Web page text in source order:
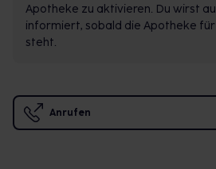
Apotheke zu aktivieren. Du wirst
informiert, sobald die Apotheke
steht.
Anrufen